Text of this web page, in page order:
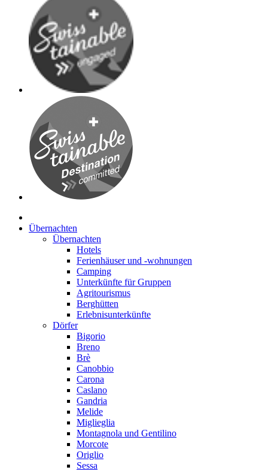
Übernachten
Übernachten
Hotels
Ferienhäuser und -wohnungen
Camping
Unterkünfte für Gruppen
Agritourismus
Berghütten
Erlebnisunterkünfte
Dörfer
Bigorio
Breno
Brè
Canobbio
Carona
Caslano
Gandria
Melide
Miglieglia
Montagnola und Gentilino
Morcote
Origlio
Sessa